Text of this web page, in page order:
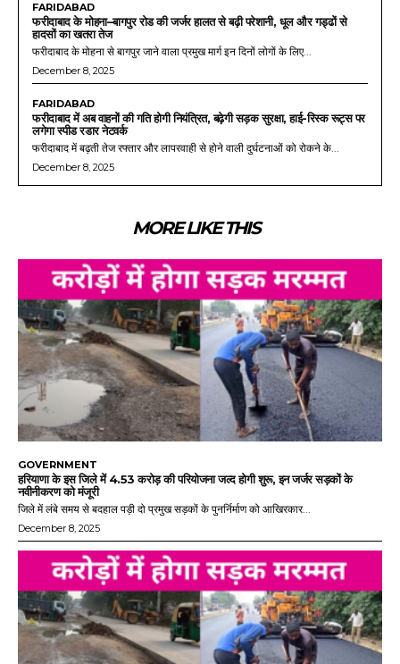
FARIDABAD
फरीदाबाद के मोहना–बागपुर रोड की जर्जर हालत से बढ़ी परेशानी, धूल और गड्ढों से
हादसों का खतरा तेज
फरीदाबाद के मोहना से बागपुर जाने वाला प्रमुख मार्ग इन दिनों लोगों के लिए...
December 8, 2025
FARIDABAD
फरीदाबाद में अब वाहनों की गति होगी नियंत्रित, बढ़ेगी सड़क सुरक्षा, हाई-रिस्क रूट्स पर
लगेगा स्पीड रडार नेटवर्क
फरीदाबाद में बढ़ती तेज रफ्तार और लापरवाही से होने वाली दुर्घटनाओं को रोकने के...
December 8, 2025
MORE LIKE THIS
GOVERNMENT
हरियाणा के इस जिले में 4.53 करोड़ की परियोजना जल्द होगी शुरू, इन जर्जर सड़कों के
नवीनीकरण को मंजूरी
जिले में लंबे समय से बदहाल पड़ी दो प्रमुख सड़कों के पुनर्निर्माण को आखिरकार...
December 8, 2025